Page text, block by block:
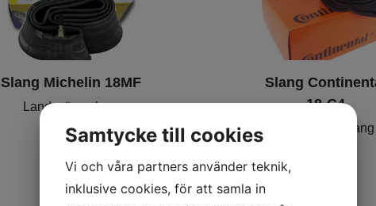
Slang Michelin 18MF
Landsvägs-slang
249kr
Slang
18-C4
Landsvägs-slang
Samtycke till cookies
Vi och våra partners använder teknik,
inklusive cookies, för att samla in